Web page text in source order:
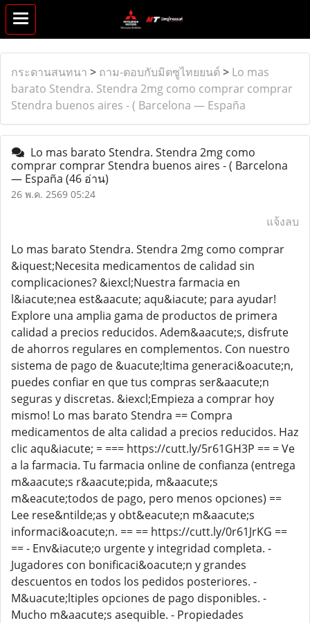
กระดานสนทนา > ถาม-ตอบกับมิตซูไทยยนต์ > Lo mas
barato Stendra. Stendra 2mg como comprar comprar
Stendra buenos aires - ( Barcelona — España
Lo mas barato Stendra. Stendra 2mg como
comprar comprar Stendra buenos aires - ( Barcelona
— España (46 อ่าน)
26 พ.ค. 2569 05:24
แจ้งลบ
Lo mas barato Stendra. Stendra 2mg como comprar
&iquest;Necesita medicamentos de calidad sin
complicaciones? &iexcl;Nuestra farmacia en
l&iacute;nea est&aacute; aqu&iacute; para ayudar!
Explore una amplia gama de productos de primera
calidad a precios reducidos. Adem&aacute;s, disfrute
de ahorros regulares en complementos. Con nuestro
sistema de pago de &uacute;ltima generaci&oacute;n,
puedes confiar en que tus compras ser&aacute;n
seguras y discretas. &iexcl;Empieza a comprar hoy
mismo! Lo mas barato Stendra == Compra
medicamentos de alta calidad a precios reducidos. Haz
clic aqu&iacute; = === https://cutt.ly/5r61GH3P == = Ve
a la farmacia. Tu farmacia online de confianza (entrega
m&aacute;s r&aacute;pida, m&aacute;s
m&eacute;todos de pago, pero menos opciones) ==
Lee rese&ntilde;as y obt&eacute;n m&aacute;s
informaci&oacute;n. == == https://cutt.ly/0r61JrKG ==
== - Env&iacute;o urgente y integridad completa. -
Jugadores con bonificaci&oacute;n y grandes
descuentos en todos los pedidos posteriores. -
M&uacute;ltiples opciones de pago disponibles. -
Mucho m&aacute;s asequible. - Propiedades